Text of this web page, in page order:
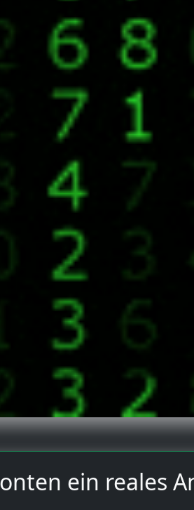
ein reales